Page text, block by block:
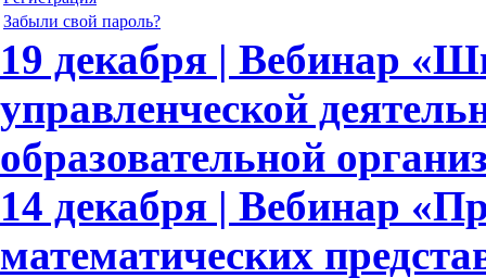
Забыли свой пароль?
19 декабря | Вебинар
управленческой
образовательной
14 декабря | Вебинар
математических